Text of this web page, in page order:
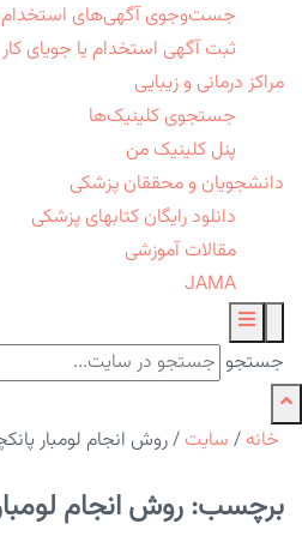
جست‌وجوی آگهی‌های
ثبت آگهی استخدام یا جویای کار
مراکز درمانی و زیبایی
جستجوی کلینیک‌ها
پنل کلینیک من
دانشجویان و محققان پزشکی
دانلود رایگان کتابهای پزشکی
مقالات آموزشی
JAMA
جستجو
خانه / سایت /روش انجام لومبار
برچسب: روش انجام